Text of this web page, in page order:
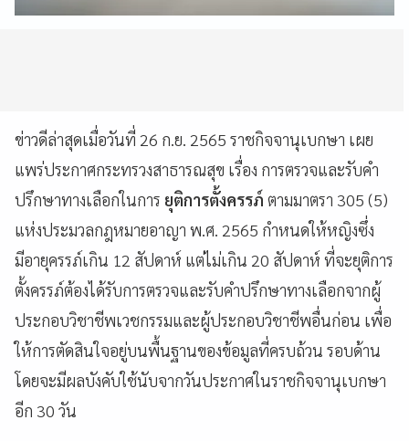
ข่าวดีล่าสุดเมื่อวันที่ 26 ก.ย. 2565 ราชกิจจานุเบกษา เผย
แพร่ประกาศกระทรวงสาธารณสุข เรื่อง การตรวจและรับคำ
ปรึกษาทางเลือกในการ ยุติการตั้งครรภ์ ตามมาตรา 305 (5)
แห่งประมวลกฎหมายอาญา พ.ศ. 2565 กำหนดให้หญิงซึ่ง
มีอายุครรภ์เกิน 12 สัปดาห์ แต่ไม่เกิน 20 สัปดาห์ ที่จะยุติการ
ตั้งครรภ์ต้องได้รับการตรวจและรับคำปรึกษาทางเลือกจากผู้
ประกอบวิชาชีพเวชกรรมและผู้ประกอบวิชาชีพอื่นก่อน เพื่อ
ให้การตัดสินใจอยู่บนพื้นฐานของข้อมูลที่ครบถ้วน รอบด้าน
โดยจะมีผลบังคับใช้นับจากวันประกาศในราชกิจจานุเบกษา
อีก 30 วัน